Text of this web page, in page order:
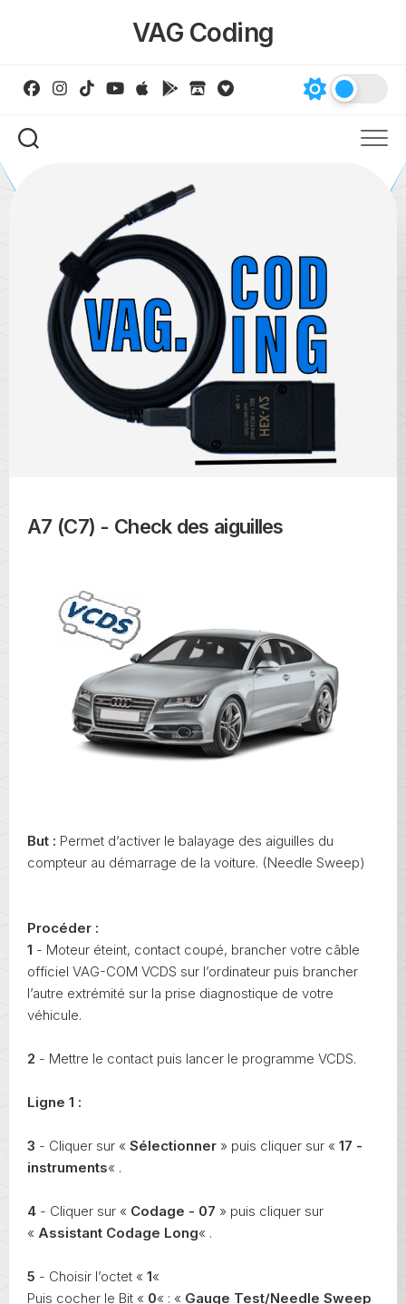
VAG Coding
A7 (C7) - Check des aiguilles
But : Permet d’activer le balayage des aiguilles du
compteur au démarrage de la voiture. (Needle Sweep)
Procéder :
1 - Moteur éteint, contact coupé, brancher votre câble
officiel VAG-COM VCDS sur l’ordinateur puis brancher
l’autre extrémité sur la prise diagnostique de votre
véhicule.
2 - Mettre le contact puis lancer le programme VCDS.
Ligne 1 :
3 - Cliquer sur « Sélectionner » puis cliquer sur « 17 -
instruments« .
4 - Cliquer sur « Codage - 07 » puis cliquer sur
« Assistant Codage Long« .
5 - Choisir l’octet « 1«
Puis cocher le Bit « 0« : « Gauge Test/Needle Sweep